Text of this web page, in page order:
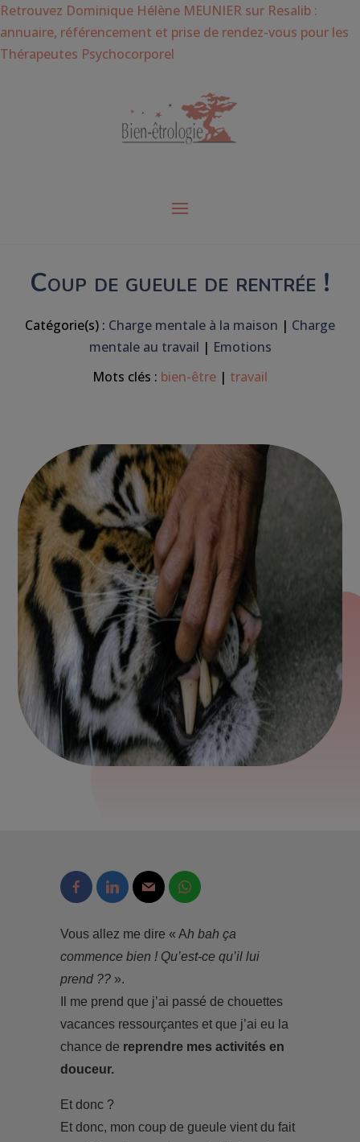
Retrouvez Dominique Hélène MEUNIER sur Resalib :
annuaire, référencement et prise de rendez-vous pour les
Thérapeutes Psychocorporel
Coup de gueule de rentrée !
Catégorie(s) : Charge mentale à la maison | Charge
mentale au travail | Emotions
Mots clés : bien-être | travail
Vous allez me dire « Ah bah ça
commence bien ! Qu’est-ce qu’il lui
prend ?? ».
Il me prend que j’ai passé de chouettes
vacances ressourçantes et que j’ai eu la
chance de reprendre mes activités en
douceur.
Et donc ?
Et donc, mon coup de gueule vient du fait